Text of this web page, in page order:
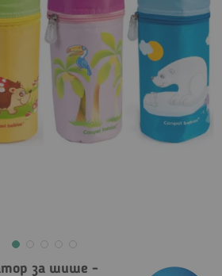
за шише -